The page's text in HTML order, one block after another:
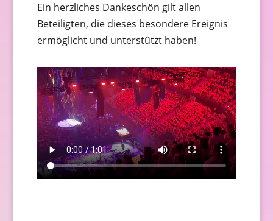
Ein herzliches Dankeschön gilt allen
Beteiligten, die dieses besondere Ereignis
ermöglicht und unterstützt haben!